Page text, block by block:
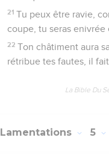
21 Tu peux être ravie,
coupe, tu seras
22 Ton châtiment aura
rétribue tes fautes, il
La Bible Du
Lamentations 5